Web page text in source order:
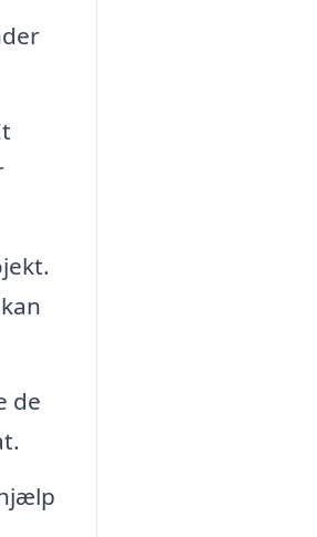
de